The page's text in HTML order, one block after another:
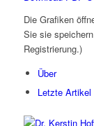
Die Grafiken
Sie sie
Registrierung.)
Über
Letzte Artikel